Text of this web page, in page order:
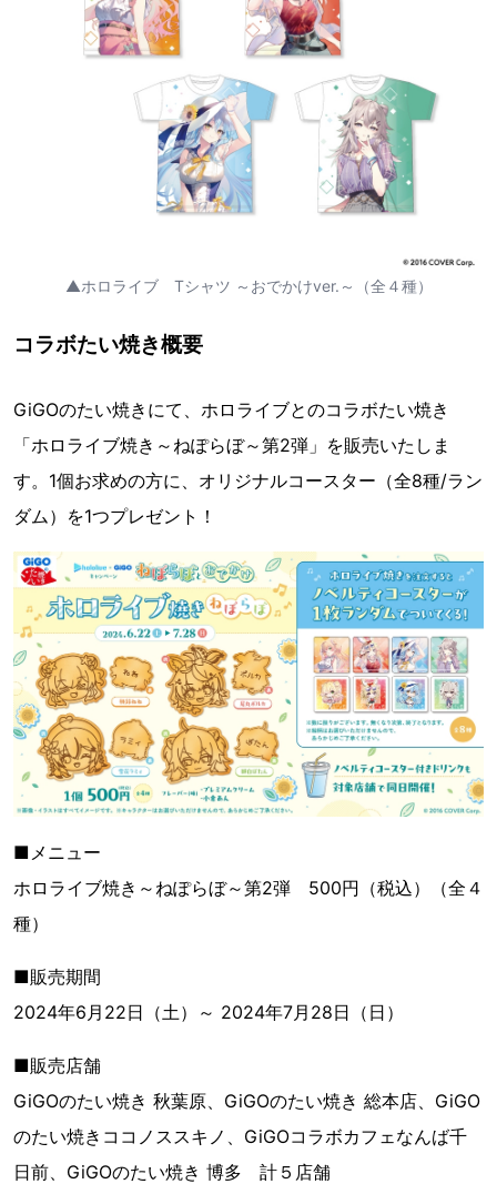
▲ホロライブ Tシャツ ～おでかけver.～（全４種）
コラボたい焼き概要
GiGOのたい焼きにて、ホロライブとのコラボたい焼き
「ホロライブ焼き～ねぽらぼ～第2弾」を販売いたしま
す。1個お求めの方に、オリジナルコースター（全8種/ラン
ダム）を1つプレゼント！
■メニュー
ホロライブ焼き～ねぽらぼ～第2弾 500円（税込）（全４
種）
■販売期間
2024年6月22日（土）～ 2024年7月28日（日）
■販売店舗
GiGOのたい焼き 秋葉原、GiGOのたい焼き 総本店、GiGO
のたい焼きココノススキノ、GiGOコラボカフェなんば千
日前、GiGOのたい焼き 博多 計５店舗